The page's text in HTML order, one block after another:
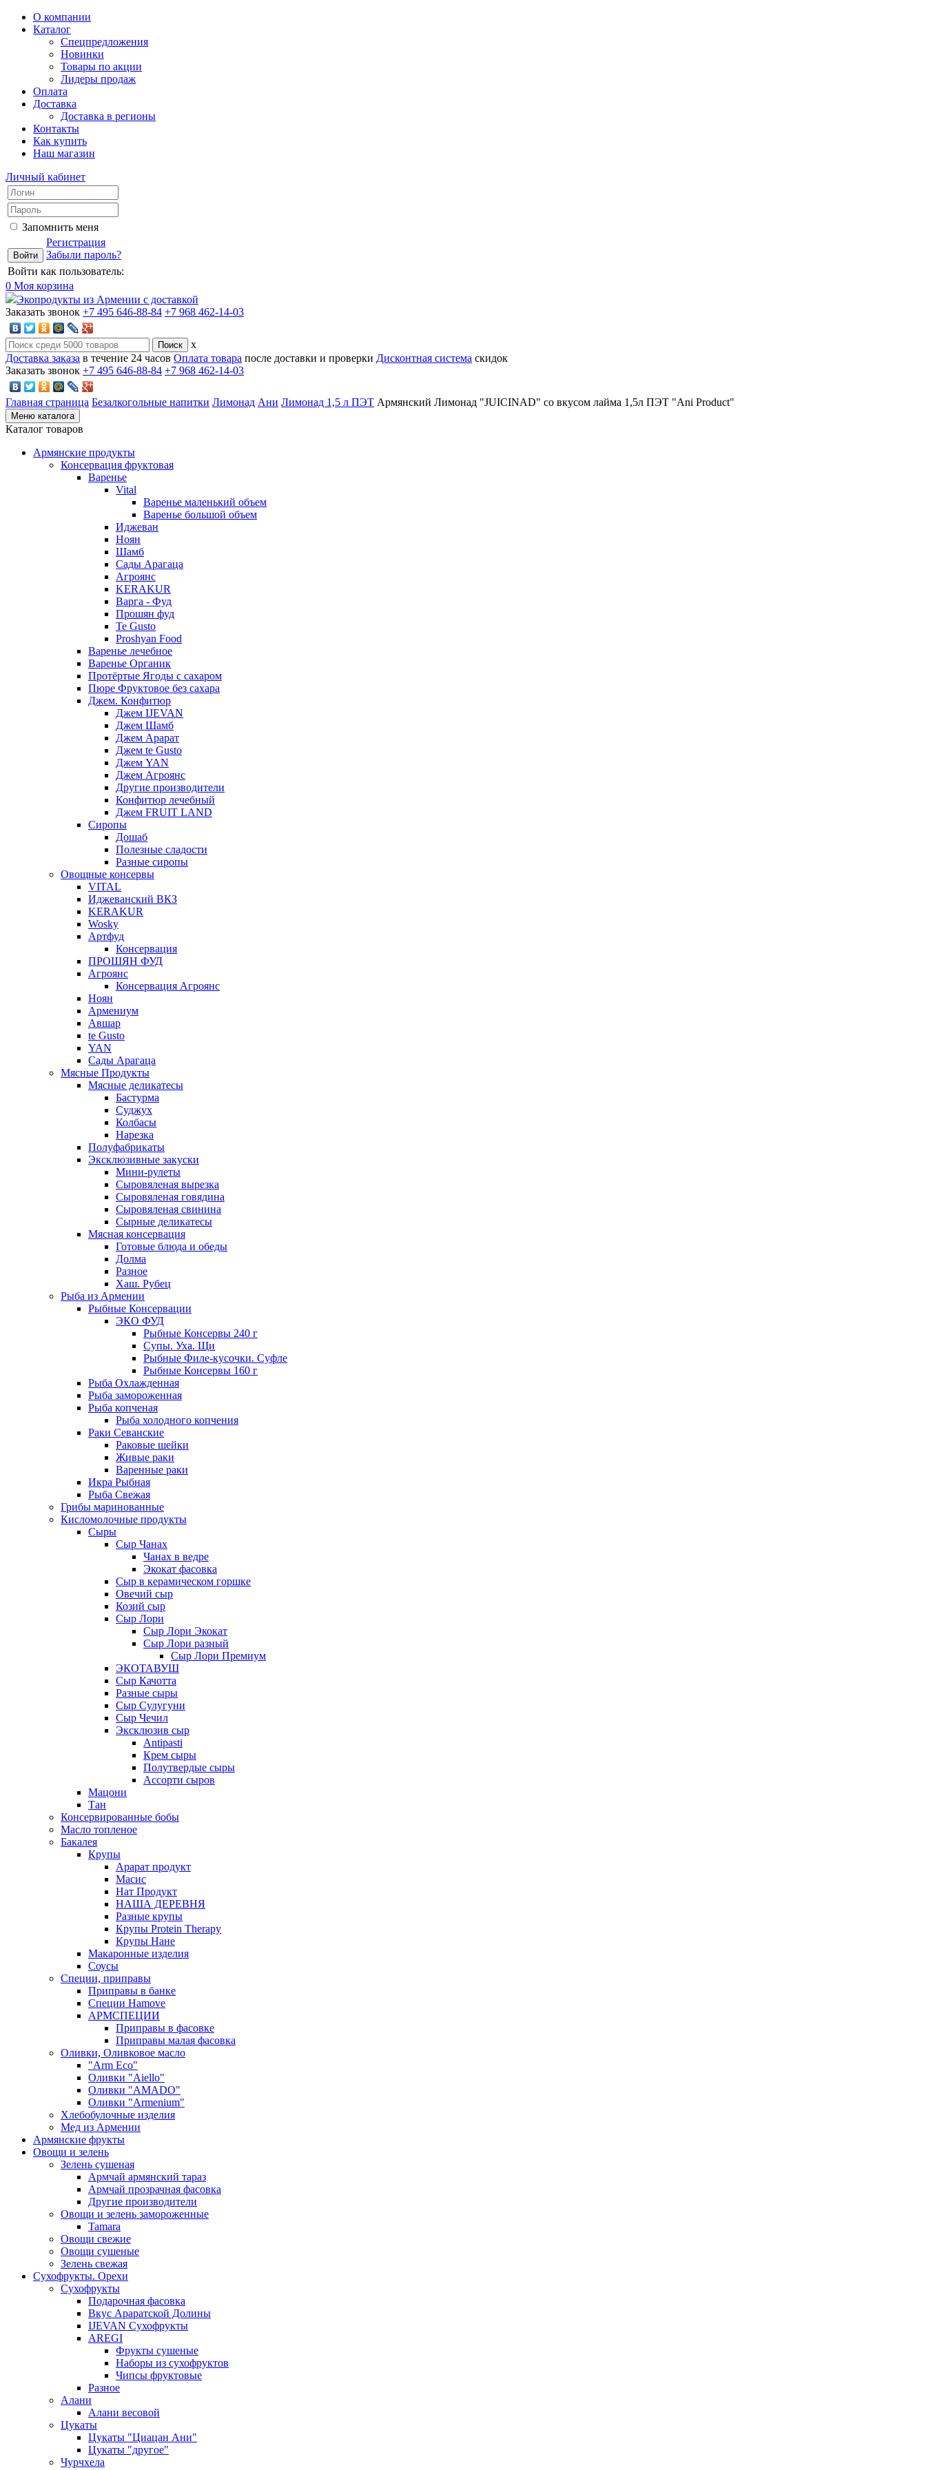
О компании
Каталог
Спецпредложения
Новинки
Товары по акции
Лидеры продаж
Оплата
Доставка
Доставка в регионы
Контакты
Как купить
Наш магазин
Личный кабинет
Запомнить меня
Регистрация
Забыли пароль?
Войти как пользователь:
0 Моя корзина
Экопродукты из Армении с доставкой
Заказать звонок +7 495 646-88-84 +7 968 462-14-03
x
Доставка заказа в течение 24 часов Оплата товара после доставки и проверки Дисконтная система скидок
Заказать звонок +7 495 646-88-84 +7 968 462-14-03
Главная страница Безалкогольные напитки Лимонад Ани Лимонад 1,5 л ПЭТ Армянский Лимонад "JUICINAD" со вкусом лайма 1,5л ПЭТ "Ani Product"
Меню каталога
Каталог товаров
Армянские продукты
Консервация фруктовая
Варенье
Vital
Варенье маленький объем
Варенье большой объем
Иджеван
Ноян
Шамб
Сады Арагаца
Агроянс
KERAKUR
Варга - Фуд
Прошян фуд
Te Gusto
Proshyan Food
Варенье лечебное
Варенье Органик
Протёртые Ягоды с сахаром
Пюре Фруктовое без сахара
Джем. Конфитюр
Джем IJEVAN
Джем Шамб
Джем Арарат
Джем te Gusto
Джем YAN
Джем Агроянс
Другие производители
Конфитюр лечебный
Джем FRUIT LAND
Сиропы
Дошаб
Полезные сладости
Разные сиропы
Овощные консервы
VITAL
Иджеванский ВКЗ
KERAKUR
Wosky
Артфуд
Консервация
ПРОШЯН ФУД
Агроянс
Консервация Агроянс
Ноян
Армениум
Авшар
te Gusto
YAN
Сады Арагаца
Мясные Продукты
Мясные деликатесы
Бастурма
Суджух
Колбасы
Нарезка
Полуфабрикаты
Эксклюзивные закуски
Мини-рулеты
Сыровяленая вырезка
Сыровяленая говядина
Сыровяленая свинина
Сырные деликатесы
Мясная консервация
Готовые блюда и обеды
Долма
Разное
Хаш. Рубец
Рыба из Армении
Рыбные Консервации
ЭКО ФУД
Рыбные Консервы 240 г
Супы. Уха. Щи
Рыбные Филе-кусочки. Суфле
Рыбные Консервы 160 г
Рыба Охлажденная
Рыба замороженная
Рыба копченая
Рыба холодного копчения
Раки Севанские
Раковые шейки
Живые раки
Варенные раки
Икра Рыбная
Рыба Свежая
Грибы маринованные
Кисломолочные продукты
Сыры
Сыр Чанах
Чанах в ведре
Экокат фасовка
Сыр в керамическом горшке
Овечий сыр
Козий сыр
Сыр Лори
Сыр Лори Экокат
Сыр Лори разный
Сыр Лори Премиум
ЭКОТАВУШ
Сыр Качотта
Разные сыры
Сыр Сулугуни
Сыр Чечил
Эксклюзив сыр
Antipasti
Крем сыры
Полутвердые сыры
Ассорти сыров
Мацони
Тан
Консервированные бобы
Масло топленое
Бакалея
Крупы
Арарат продукт
Масис
Нат Продукт
НАША ДЕРЕВНЯ
Разные крупы
Крупы Protein Therapy
Крупы Нане
Макаронные изделия
Соусы
Специи, приправы
Приправы в банке
Специи Hamove
АРМСПЕЦИИ
Приправы в фасовке
Приправы малая фасовка
Оливки, Оливковое масло
"Arm Eco"
Оливки "Aiello"
Оливки "AMADO"
Оливки "Armenium"
Хлебобулочные изделия
Мед из Армении
Армянские фрукты
Овощи и зелень
Зелень сушеная
Армчай армянский тараз
Армчай прозрачная фасовка
Другие производители
Овощи и зелень замороженные
Tamara
Овощи свежие
Овощи сушеные
Зелень свежая
Сухофрукты. Орехи
Сухофрукты
Подарочная фасовка
Вкус Араратской Долины
IJEVAN Сухофрукты
AREGI
Фрукты сушеные
Наборы из сухофруктов
Чипсы фруктовые
Разное
Алани
Алани весовой
Цукаты
Цукаты "Циацан Ани"
Цукаты "другое"
Чурчхела